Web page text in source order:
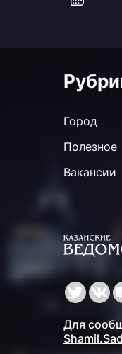
Город
Полезное
Вакансии
Для